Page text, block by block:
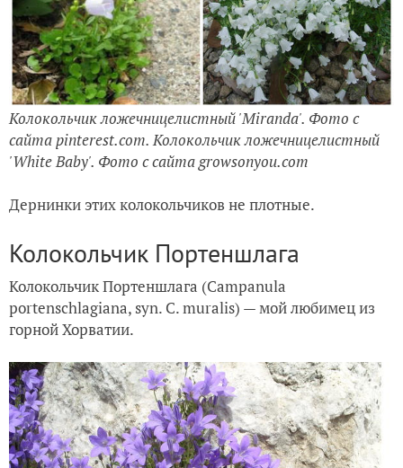
Колокольчик ложечницелистный 'Miranda'. Фото с
сайта pinterest.com. Колокольчик ложечницелистный
'White Baby'. Фото с сайта growsonyou.com
Дернинки этих колокольчиков не плотные.
Колокольчик Портеншлага
Колокольчик Портеншлага (Campanula
portenschlagiana, syn. C. muralis) — мой любимец из
горной Хорватии.